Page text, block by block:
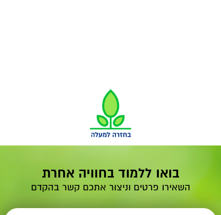
בואו ללמוד בחוויה אחרת
השאירו פרטים וניצור אתכם קשר בהקדם